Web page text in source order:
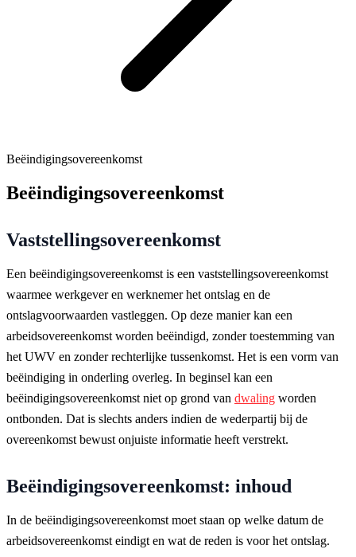
Beëindigingsovereenkomst
Beëindigingsovereenkomst
Vaststellingsovereenkomst
Een beëindigingsovereenkomst is een vaststellingsovereenkomst
waarmee werkgever en werknemer het ontslag en de
ontslagvoorwaarden vastleggen. Op deze manier kan een
arbeidsovereenkomst worden beëindigd, zonder toestemming van
het UWV en zonder rechterlijke tussenkomst. Het is een vorm van
beëindiging in onderling overleg. In beginsel kan een
beëindigingsovereenkomst niet op grond van dwaling worden
ontbonden. Dat is slechts anders indien de wederpartij bij de
overeenkomst bewust onjuiste informatie heeft verstrekt.
Beëindigingsovereenkomst: inhoud
In de beëindigingsovereenkomst moet staan op welke datum de
arbeidsovereenkomst eindigt en wat de reden is voor het ontslag.